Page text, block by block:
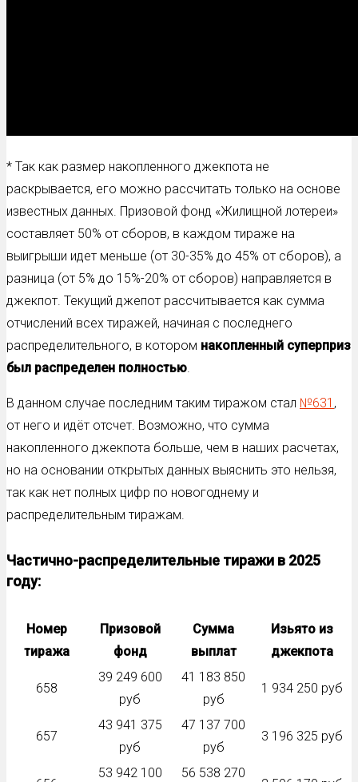
* Так как размер накопленного джекпота не
раскрывается, его можно рассчитать только на основе
известных данных. Призовой фонд «Жилищной лотереи»
составляет 50% от сборов, в каждом тираже на
выигрыши идет меньше (от 30-35% до 45% от сборов), а
разница (от 5% до 15%-20% от сборов) направляется в
джекпот. Текущий джепот рассчитывается как сумма
отчислений всех тиражей, начиная с последнего
распределительного, в котором накопленный суперприз
был распределен полностью.
В данном случае последним таким тиражом стал №631 ,
от него и идёт отсчет. Возможно, что сумма
накопленного джекпота больше, чем в наших расчетах,
но на основании открытых данных выяснить это нельзя,
так как нет полных цифр по новогоднему и
распределительным тиражам.
Частично-распределительные тиражи в 2025
году:
Номер
тиража
Призовой
фонд
Сумма
выплат
Изьято из
джекпота
658
39 249 600
руб
41 183 850
руб
1 934 250 руб
657
43 941 375
руб
47 137 700
руб
3 196 325 руб
53 942 100 56 538 270